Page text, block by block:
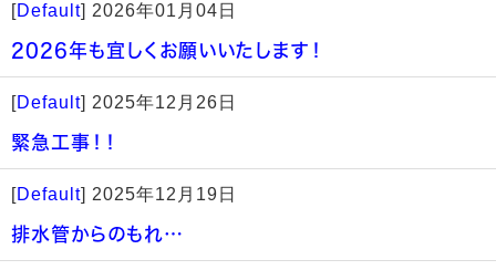
[Default] 2026年01月04日
2026年も宜しくお願いいたします！
[Default] 2025年12月26日
緊急工事！！
[Default] 2025年12月19日
排水管からのもれ…